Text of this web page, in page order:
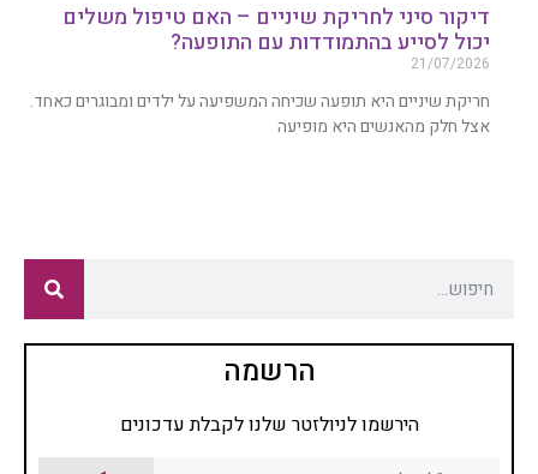
דיקור סיני לחריקת שיניים – האם טיפול משלים
יכול לסייע בהתמודדות עם התופעה?
21/07/2026
חריקת שיניים היא תופעה שכיחה המשפיעה על ילדים ומבוגרים כאחד.
אצל חלק מהאנשים היא מופיעה
הרשמה
הירשמו לניולזטר שלנו לקבלת עדכונים